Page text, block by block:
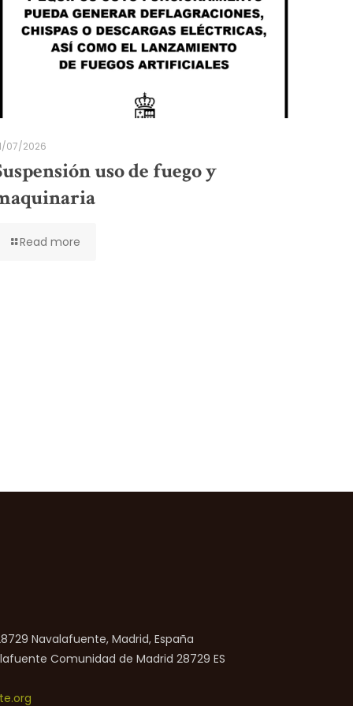
07/2026
uso de fuego y
Read more
Navalafuente, Madrid, España
Comunidad de Madrid 28729 ES